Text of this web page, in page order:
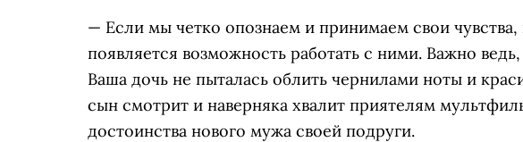
— Если мы четко опознаем и принимаем свои чувства,
появляется возможность работать с ними. Важно
Ваша дочь не пыталась облить чернилами ноты и
сын смотрит и наверняка хвалит приятелям
достоинства нового мужа своей подруги.